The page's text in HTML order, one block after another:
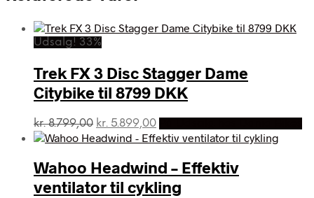
Udsalg! 33%
Trek FX 3 Disc Stagger Dame
Citybike til 8799 DKK
kr.8.799,00 Den
oprindelige
var:
kr. 8.799,00.
kr. 5.899,00Den
aktuelle
er:
kr. 5.899,00.
Wahoo Headwind – Effektiv
ventilator til cykling